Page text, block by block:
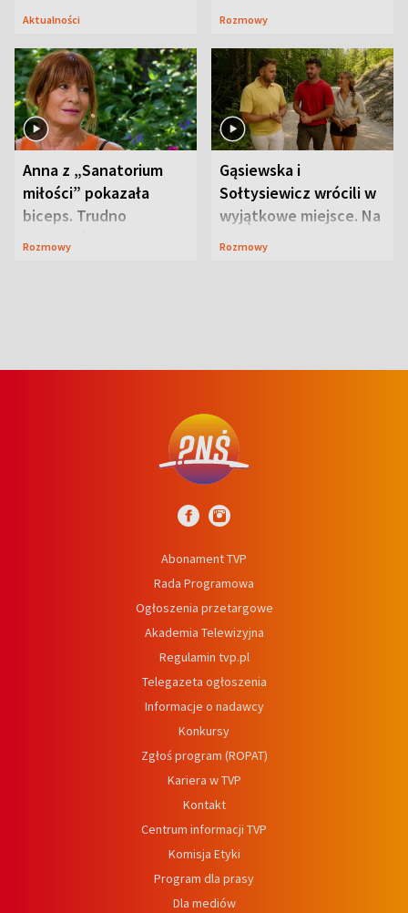
Aktualności
zapowiada
Rozmowy
Anna z „Sanatorium
miłości” pokazała
biceps. Trudno
uwierzyć, co przeszła
Rozmowy
Gąsiewska i
Sołtysiewicz wrócili w
wyjątkowe miejsce. Na
szlaku czekał
Rozmowy
Abonament TVP
Rada Programowa
Ogłoszenia przetargowe
Akademia Telewizyjna
Regulamin tvp.pl
Telegazeta ogłoszenia
Informacje o nadawcy
Konkursy
Zgłoś program (ROPAT)
Kariera w TVP
Kontakt
Centrum informacji TVP
Komisja Etyki
Program dla prasy
Dla mediów